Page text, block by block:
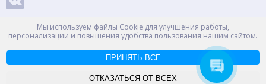
Мы используем файлы Cookie для улучшения работы,
персонализации и повышения удобства пользования нашим сайтом.
ПРИНЯТЬ ВСЕ
ОТКАЗАТЬСЯ ОТ ВСЕХ
Способы оплаты
Россия, Великий Новгород, пр. Александра Корсунова 14А